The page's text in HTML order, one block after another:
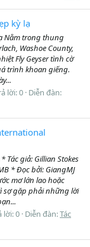
kỳ lạ
Nằm trong thung
Washoe County,
Fly Geyser tình cờ
trình khoan giếng.
lời: 0 Diễn đàn:
Tác giả: Gillian Stokes
* Đọc bởi: GiangMJ
mơ lớn lao hoặc
sợ gặp phải những lời
lời: 0 Diễn đàn:Tác